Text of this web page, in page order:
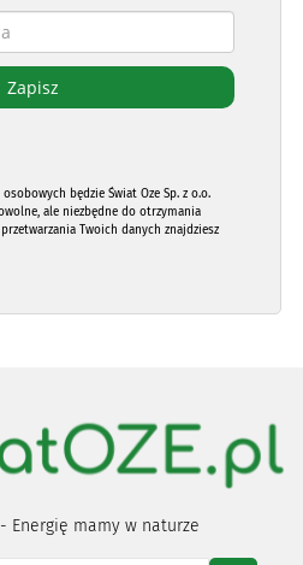
będzie Świat Oze Sp. z o.o.
ale niezbędne do otrzymania
Twoich danych znajdziesz
Energię mamy w naturze